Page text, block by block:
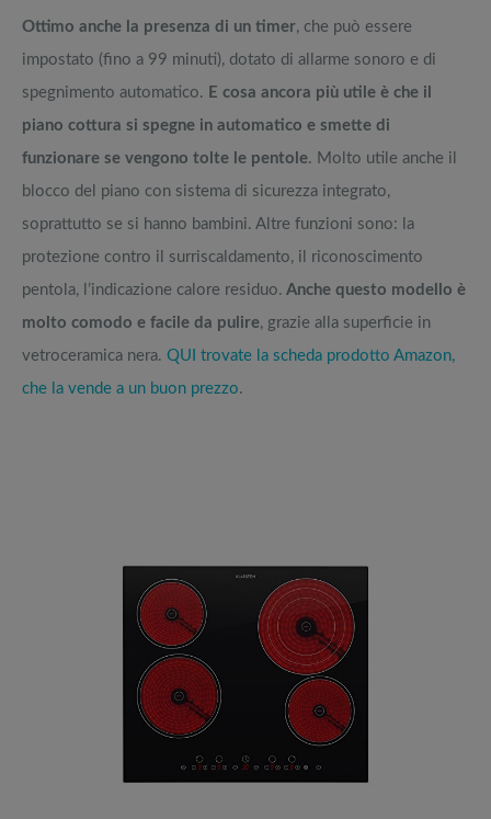
Ottimo anche la presenza di un timer, che può essere
impostato (fino a 99 minuti), dotato di allarme sonoro e di
spegnimento automatico. E cosa ancora più utile è che il
piano cottura si spegne in automatico e smette di
funzionare se vengono tolte le pentole. Molto utile anche il
blocco del piano con sistema di sicurezza integrato,
soprattutto se si hanno bambini. Altre funzioni sono: la
protezione contro il surriscaldamento, il riconoscimento
pentola, l’indicazione calore residuo. Anche questo modello è
molto comodo e facile da pulire, grazie alla superficie in
vetroceramica nera. QUI trovate la scheda prodotto Amazon,
che la vende a un buon prezzo.